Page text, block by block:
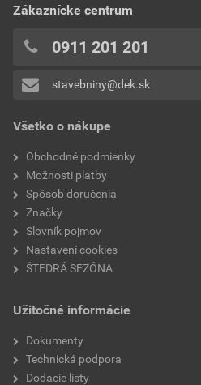
bez DPH za ks
Pridávať hodnotenie môže
Všetko o nákupe
Obchodné podmienky
Možnosti platby
Spôsob doručenia
Značky
Slovník pojmov
Nastavení cookies
ŠTEDRÁ SEZÓNA
Užitočné informácie
Dokumenty
Technická podpora
Dodacie listy
Zákaznícke centrum
0911 201 201
stavebniny@dek.sk